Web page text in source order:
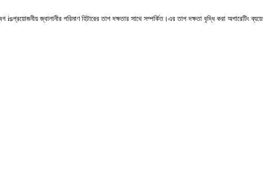
জ্বালানীর পরিমাণ হিটারের তাপ দক্ষতার সাথে সম্পর্কিত।এর তাপ দক্ষতা বৃদ্ধি করা অপারেটিং